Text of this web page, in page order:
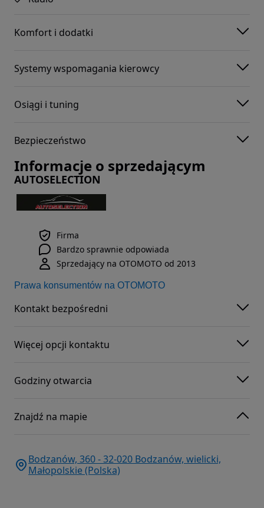
Komfort i dodatki
Systemy wspomagania kierowcy
Osiągi i tuning
Bezpieczeństwo
Informacje o sprzedającym
AUTOSELECTION
Firma
Bardzo sprawnie odpowiada
Sprzedający na OTOMOTO od 2013
Prawa konsumentów na OTOMOTO
Kontakt bezpośredni
Więcej opcji kontaktu
Godziny otwarcia
Znajdź na mapie
Bodzanów, 360 - 32-020 Bodzanów, wielicki,
Małopolskie (Polska)